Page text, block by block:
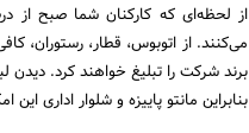
از لحظه‌ای که کارکنان شما صبح از
می‌کنند. از اتوبوس، قطار، رستوران،
بنابراین مانتو پاییزه و شلوار اداری